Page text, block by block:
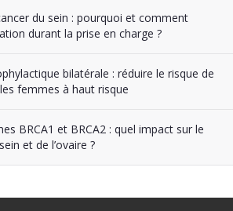
du sein : pourquoi et comment
durant la prise en charge ?
bilatérale : réduire le risque de
femmes à haut risque
BRCA1 et BRCA2 : quel impact sur le
et de l’ovaire ?